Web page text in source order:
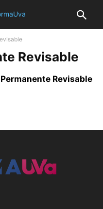
Revisable
Revisable